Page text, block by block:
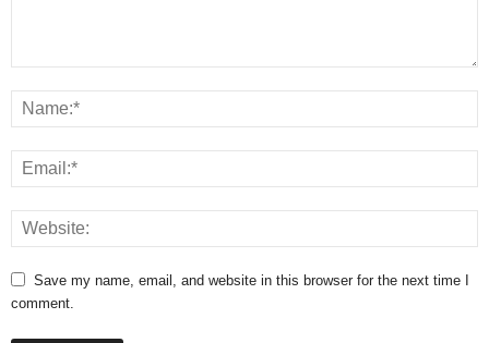
Save my name, email, and website in this browser for the next time I
comment.